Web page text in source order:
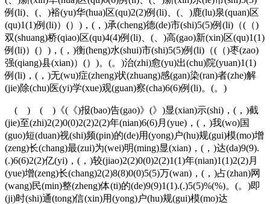
例(li)、(、)裕(yu)华(hua)区(qu)2(2)例(li)、(、)鹿(lu)泉(quan)区
(qu)1(1)例(li)）(）)，(，)承(cheng)德(de)市(shi)5(5)例(li)（(（)
双(shuang)桥(qiao)区(qu)4(4)例(li)、(、)高(gao)新(xin)区(qu)1(1)
例(li)）(）)，(，)衡(heng)水(shui)市(shi)5(5)例(li)（(（)枣(zao)
强(qiang)县(xian)）(）)。(。)治(zhi)愈(yu)出(chu)院(yuan)1(1)
例(li)，(，)无(wu)症(zheng)状(zhuang)感(gan)染(ran)者(zhe)解
(jie)除(chu)医(yi)学(xue)观(guan)察(cha)6(6)例(li)。(。)
( ) ( )《(《)报(bao)告(gao)》(》)显(xian)示(shi)，(，)截
(jie)至(zhi)2(2)0(0)2(2)2(2)年(nian)6(6)月(yue)，(，)我(wo)国
(guo)短(duan)视(shi)频(pin)的(de)用(yong)户(hu)规(gui)模(mo)增
(zeng)长(chang)最(zui)为(wei)明(ming)显(xian)，(，)达(da)9(9).
(.)6(6)2(2)亿(yi)，(，)较(jiao)2(2)0(0)2(2)1(1)年(nian)1(1)2(2)月
(yue)增(zeng)长(chang)2(2)8(8)0(0)5(5)万(wan)，(，)占(zhan)网
(wang)民(min)整(zheng)体(ti)的(de)9(9)1(1).(.)5(5)%(%)。(。)即
(ji)时(shi)通(tong)信(xin)用(yong)户(hu)规(gui)模(mo)达